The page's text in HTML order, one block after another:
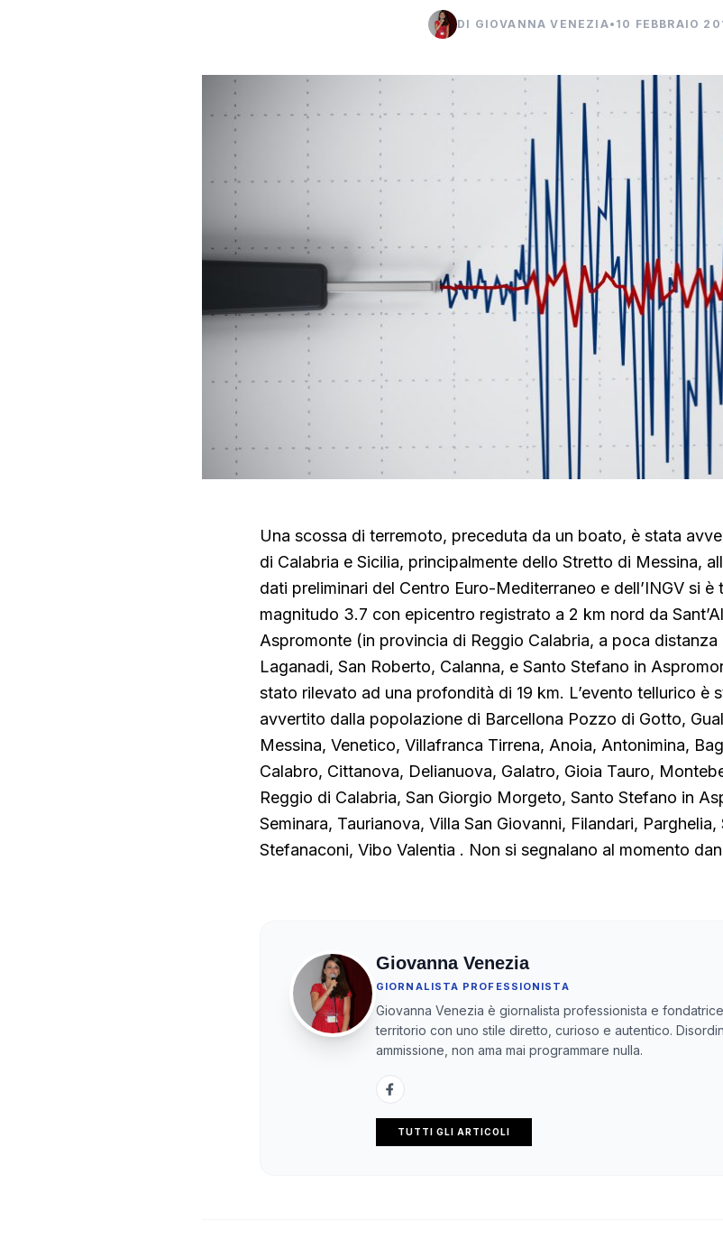
DI GIOVANNA VENEZIA• 10 FEBBRAIO
Una scossa di terremoto, preceduta da un boato, è stata
di Calabria e Sicilia, principalmente dello Stretto di Messina,
dati preliminari del Centro Euro-Mediterraneo e dell’INGV si è
magnitudo 3.7 con epicentro registrato a 2 km nord da
Aspromonte (in provincia di Reggio Calabria, a poca distanza
Laganadi, San Roberto, Calanna, e Santo Stefano in
stato rilevato ad una profondità di 19 km. L’evento tellurico è
avvertito dalla popolazione di Barcellona Pozzo di Gotto,
Messina, Venetico, Villafranca Tirrena, Anoia, Antonimina,
Calabro, Cittanova, Delianuova, Galatro, Gioia Tauro,
Reggio di Calabria, San Giorgio Morgeto, Santo Stefano in
Seminara, Taurianova, Villa San Giovanni, Filandari,
Stefanaconi, Vibo Valentia . Non si segnalano al momento
Giovanna Venezia
GIORNALISTA PROFESSIONISTA
Giovanna Venezia è giornalista professionista e
territorio con uno stile diretto, curioso e autentico.
ammissione, non ama mai programmare nulla.
TUTTI GLI ARTICOLI